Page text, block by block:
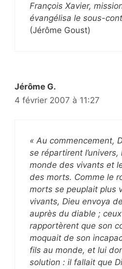
François Xavier,
évangélisa le sous-
(Jérôme Goust)
Jérôme G.
4 février 2007 à 11:27
« Au commencement,
se répartirent
monde des vivants et
des morts. Comme le
morts se peuplait plus
vivants, Dieu envoya
auprès du diable ;
rapportèrent que son
moquait de son
fils au monde, et lui
solution : il fallait que